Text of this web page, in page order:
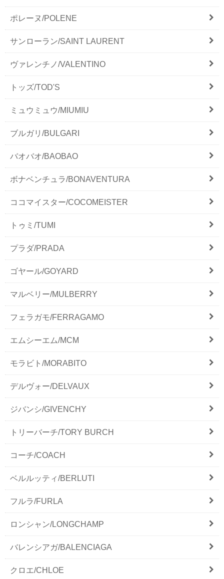
ポレーヌ/POLENE
サンローラン/SAINT LAURENT
ヴァレンチノ/VALENTINO
トッズ/TOD'S
ミュウミュウ/MIUMIU
ブルガリ/BULGARI
バオバオ/BAOBAO
ボナベンチュラ/BONAVENTURA
ココマイスター/COCOMEISTER
トゥミ/TUMI
プラダ/PRADA
ゴヤール/GOYARD
マルベリー/MULBERRY
フェラガモ/FERRAGAMO
エムシーエム/MCM
モラビト/MORABITO
デルヴォー/DELVAUX
ジバンシ/GIVENCHY
トリーバーチ/TORY BURCH
コーチ/COACH
ベルルッティ/BERLUTI
フルラ/FURLA
ロンシャン/LONGCHAMP
バレンシアガ/BALENCIAGA
クロエ/CHLOE